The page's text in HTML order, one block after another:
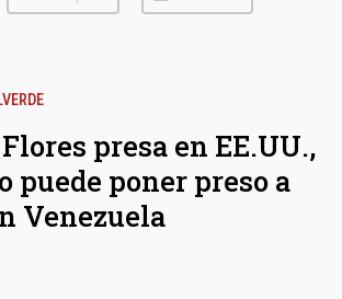
presa en EE.UU.,
puede poner preso a
Venezuela